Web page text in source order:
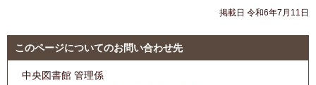
掲載日 令和6年7月11日
このページについてのお問い合わせ先
中央図書館 管理係